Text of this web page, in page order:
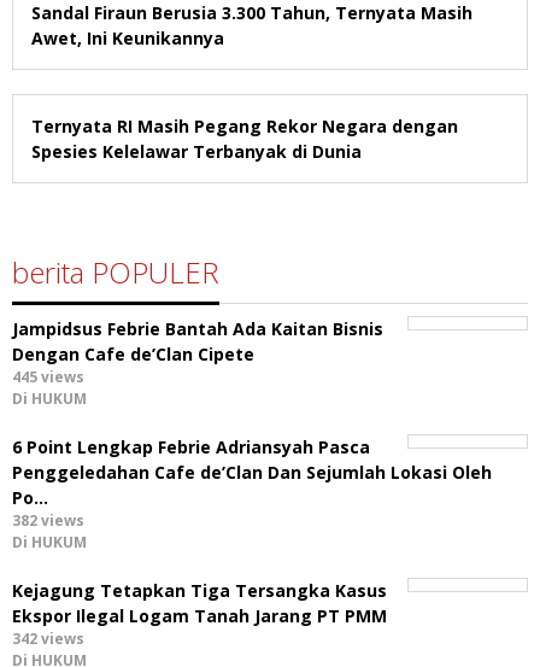
Sandal Firaun Berusia 3.300 Tahun, Ternyata Masih
Awet, Ini Keunikannya
Ternyata RI Masih Pegang Rekor Negara dengan
Spesies Kelelawar Terbanyak di Dunia
berita POPULER
Jampidsus Febrie Bantah Ada Kaitan Bisnis
Dengan Cafe de’Clan Cipete
445 views
Di HUKUM
6 Point Lengkap Febrie Adriansyah Pasca
Penggeledahan Cafe de’Clan Dan Sejumlah Lokasi Oleh
Po…
382 views
Di HUKUM
Kejagung Tetapkan Tiga Tersangka Kasus
Ekspor Ilegal Logam Tanah Jarang PT PMM
342 views
Di HUKUM